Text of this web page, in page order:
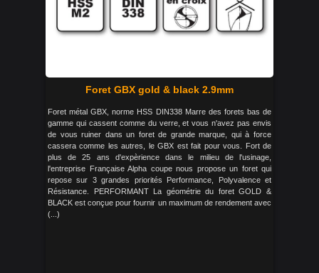
Foret GBX gold & black 2.9mm
Foret métal GBX, norme HSS DIN338 Marre des forets bas de
gamme qui cassent comme du verre, et vous n'avez pas envis
de vous ruiner dans un foret de grande marque, qui à force
cassera comme les autres, le GBX est fait pour vous. Fort de
plus de 25 ans d'expèrience dans le milieu de l'usinage,
l'entreprise Française Alpha coupe nous propose un foret qui
repose sur 3 grandes priorités Performance, Polyvalence et
Résistance. PERFORMANT La géométrie du foret GOLD &
BLACK est conçue pour fournir un maximum de rendement avec
(...)